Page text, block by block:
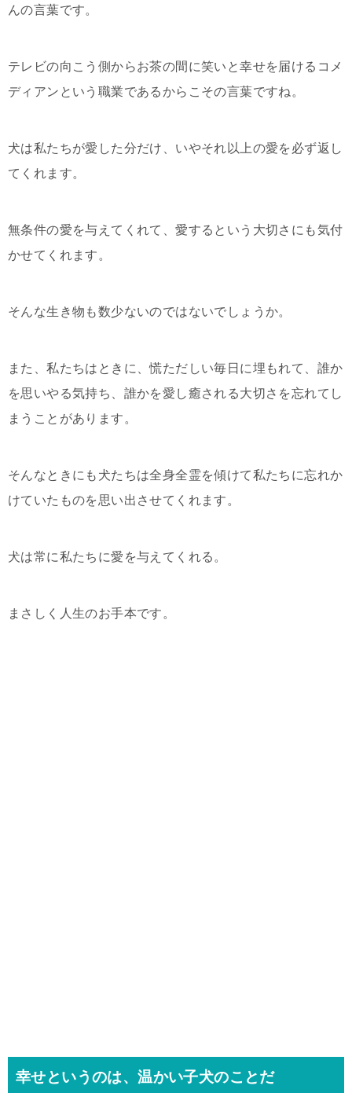
んの言葉です。
テレビの向こう側からお茶の間に笑いと幸せを届けるコメ
ディアンという職業であるからこその言葉ですね。
犬は私たちが愛した分だけ、いやそれ以上の愛を必ず返し
てくれます。
無条件の愛を与えてくれて、愛するという大切さにも気付
かせてくれます。
そんな生き物も数少ないのではないでしょうか。
また、私たちはときに、慌ただしい毎日に埋もれて、誰か
を思いやる気持ち、誰かを愛し癒される大切さを忘れてし
まうことがあります。
そんなときにも犬たちは全身全霊を傾けて私たちに忘れか
けていたものを思い出させてくれます。
犬は常に私たちに愛を与えてくれる。
まさしく人生のお手本です。
幸せというのは、温かい子犬のことだ